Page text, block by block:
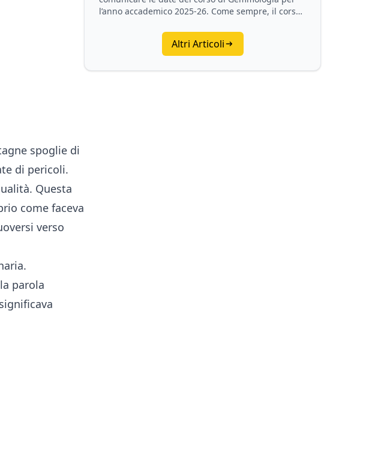
spoglie di
di pericoli.
Questa
come faceva
verso
parola
l’anno accademico 2025-26. Come sempre, il corso
Altri Articoli